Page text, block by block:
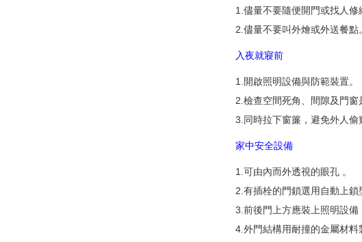
1.儘量不要隨便開門或找人修
2.儘量不要叫外燴或外送餐點。
入夜就寢前
1.開啟照明設備與防範裝置。
2.檢查空間死角、間隙及門窗
3.同時拉下窗簾，避免外人偷
家中安全設備
1.可由內而外透視的眼孔 。
2.有插栓的門鎖選用自動上鎖
3.前後門上方應裝上照明設備
4.外門結構用耐撞的金屬材料